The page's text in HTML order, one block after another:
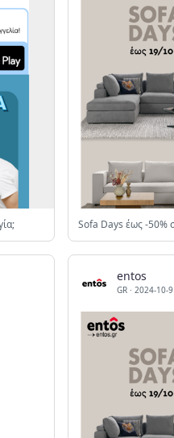
entos
GR · 2024-10-9